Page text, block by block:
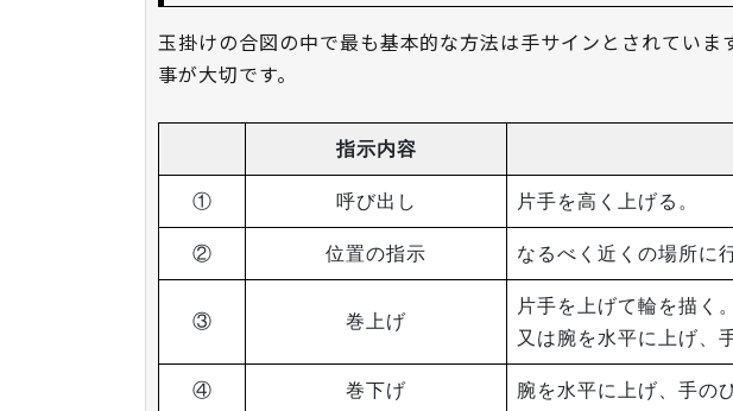
玉掛けの合図の中で最も基本的な方法は手サインとされていま
事が大切です。
指示内容
① 呼び出し 片手を高く上げる。
② 位置の指示 なるべく近くの場所に
③ 巻上げ
片手を上げて輪を描く。
又は腕を水平に上げ、
④ 巻下げ 腕を水平に上げ、手の